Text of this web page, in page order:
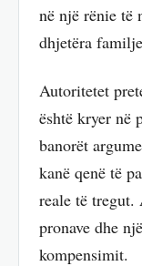
në një rënie të
dhjetëra
Autoritetet
është kryer në
banorët
kanë qenë të
reale të
pronave dhe
kompensimit.